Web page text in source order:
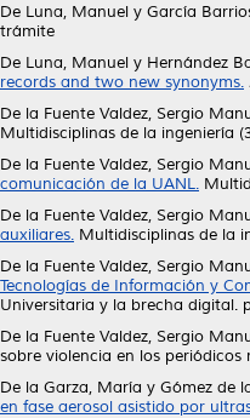
De Luna, Manuel y García
trámite
De Luna, Manuel y Hernández
records and two new synonyms.
De la Fuente Valdez, Sergio
Multidisciplinas de la ingeniería
De la Fuente Valdez, Sergio
comunicación de la UANL.
De la Fuente Valdez, Sergio
auxiliares. Multidisciplinas de la
De la Fuente Valdez, Sergio
Tecnologías de Información y
Universitaria y la brecha digital.
De la Fuente Valdez, Sergio
sobre violencia en los
De la Garza, María y Gómez de
en fase aerosol asistido por